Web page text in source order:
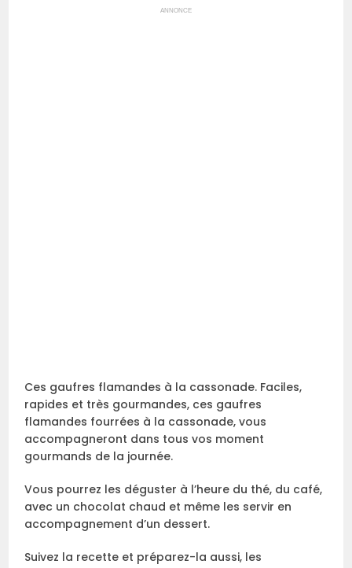
ANNONCE
Ces gaufres flamandes à la cassonade. Faciles,
rapides et très gourmandes, ces gaufres
flamandes fourrées à la cassonade, vous
accompagneront dans tous vos moment
gourmands de la journée.
Vous pourrez les déguster à l’heure du thé, du café,
avec un chocolat chaud et même les servir en
accompagnement d’un dessert.
Suivez la recette et préparez-la aussi, les